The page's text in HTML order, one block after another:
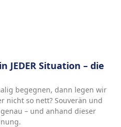
Situation – die
begegnen, dann legen wir
nicht so nett? Souverän und
– und anhand dieser